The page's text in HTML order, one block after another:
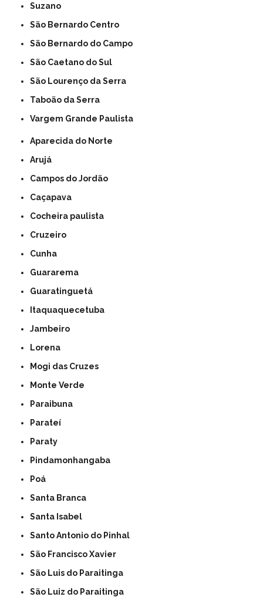
Suzano
São Bernardo Centro
São Bernardo do Campo
São Caetano do Sul
São Lourenço da Serra
Taboão da Serra
Vargem Grande Paulista
Aparecida do Norte
Arujá
Campos do Jordão
Caçapava
Cocheira paulista
Cruzeiro
Cunha
Guararema
Guaratinguetá
Itaquaquecetuba
Jambeiro
Lorena
Mogi das Cruzes
Monte Verde
Paraibuna
Parateí
Paraty
Pindamonhangaba
Poá
Santa Branca
Santa Isabel
Santo Antonio do Pinhal
São Francisco Xavier
São Luis do Paraitinga
São Luiz do Paraitinga